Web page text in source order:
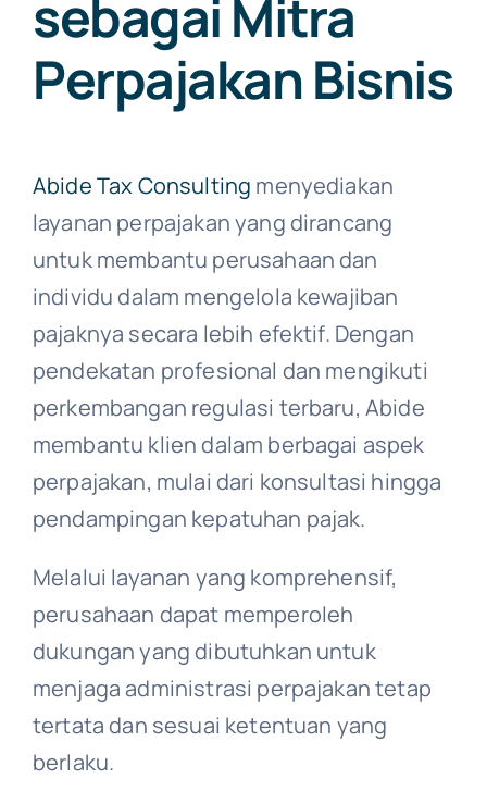
sebagai Mitra
Perpajakan Bisnis
Abide Tax Consulting menyediakan
layanan perpajakan yang dirancang
untuk membantu perusahaan dan
individu dalam mengelola kewajiban
pajaknya secara lebih efektif. Dengan
pendekatan profesional dan mengikuti
perkembangan regulasi terbaru, Abide
membantu klien dalam berbagai aspek
perpajakan, mulai dari konsultasi hingga
pendampingan kepatuhan pajak.
Melalui layanan yang komprehensif,
perusahaan dapat memperoleh
dukungan yang dibutuhkan untuk
menjaga administrasi perpajakan tetap
tertata dan sesuai ketentuan yang
berlaku.